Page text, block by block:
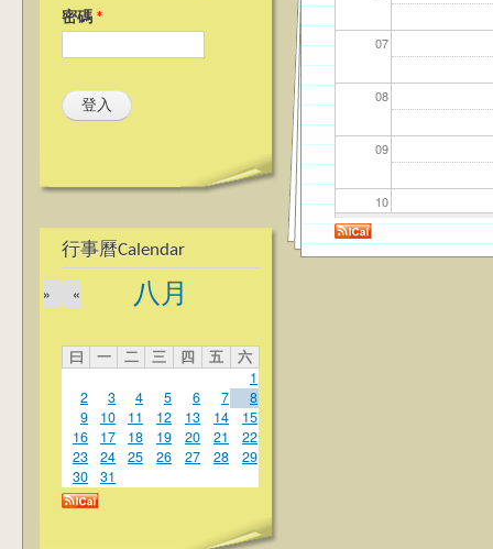
密碼 *
行事曆Calendar
八月
«
»
曰 一 二 三 四 五
六
1
2
3 4 5 6 7
8
9
10 11 12 13 14
15
16
17 18 19 20 21
22
23
24 25 26 27 28
29
30
31
07
08
09
10
11